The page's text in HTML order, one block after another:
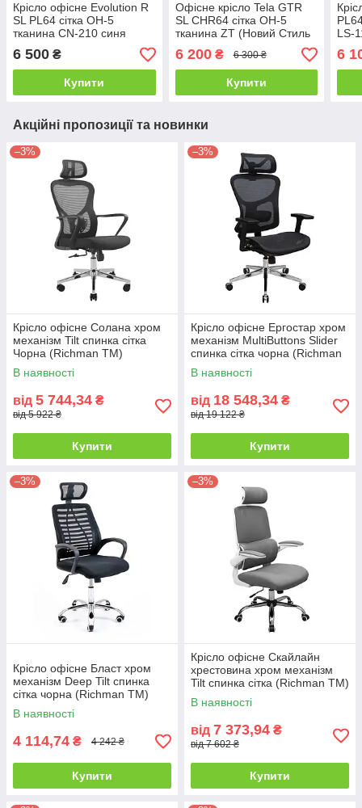
Крісло офісне Evolution R
SL PL64 сітка OH-5
тканина CN-210 синя
(Новий Стиль ТМ)
6 500 ₴
Купити
Офісне крісло Tela GTR
SL CHR64 сітка OH-5
тканина ZT (Новий Стиль
ТМ)
6 200₴ 6 300 ₴
Купити
LS-
ТМ)
6
Акційні пропозиції та новинки
–3%
Крісло офісне Солана хром
механізм Tilt спинка сітка
Чорна (Richman ТМ)
В наявності
від 5 744,34 ₴
від 5 922 ₴
Купити
–3%
Крісло офісне Ергостар хром
механізм MultiButtons Slider
спинка сітка чорна (Richman
ТМ)
В наявності
від 18 548,34 ₴
від 19 122 ₴
Купити
–3%
Крісло офісне Бласт хром
механізм Deep Tilt спинка
сітка чорна (Richman ТМ)
В наявності
4 114,74 ₴ 4 242 ₴
Купити
–3%
Крісло офісне Скайлайн
хрестовина хром механізм
Tilt спинка сітка (Richman ТМ)
В наявності
від 7 373,94 ₴
від 7 602 ₴
Купити